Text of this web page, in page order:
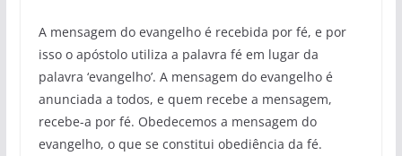
A mensagem do evangelho é recebida por fé, e por
isso o apóstolo utiliza a palavra fé em lugar da
palavra ‘evangelho’. A mensagem do evangelho é
anunciada a todos, e quem recebe a mensagem,
recebe-a por fé. Obedecemos a mensagem do
evangelho, o que se constitui obediência da fé.